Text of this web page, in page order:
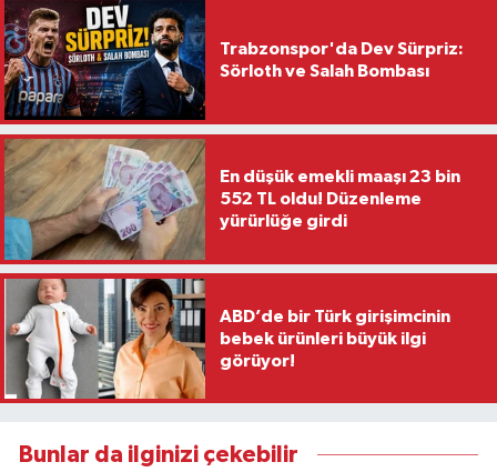
Trabzonspor'da Dev Sürpriz:
Sörloth ve Salah Bombası
En düşük emekli maaşı 23 bin
552 TL oldu! Düzenleme
yürürlüğe girdi
ABD’de bir Türk girişimcinin
bebek ürünleri büyük ilgi
görüyor!
Bunlar da ilginizi çekebilir